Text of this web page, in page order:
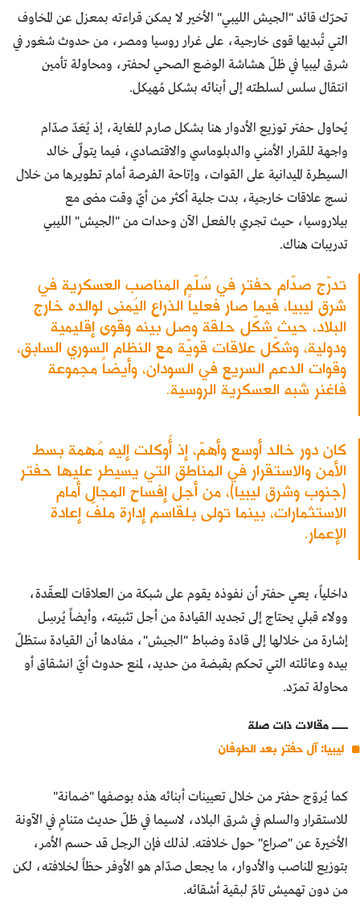
تحرّك قائد "الجيش الليبي" الأخير لا يمكن قراءته بمعزل عن المخاوف
التي تُبديها قوى خارجية، على غرار روسيا ومصر، من حدوث شغور في
شرق ليبيا في ظلّ هشاشة الوضع الصحي لحفتر، ومحاولة تأمين
انتقال سلس لسلطته إلى أبنائه بشكل مُهيكل.
يُحاول حفتر توزيع الأدوار هنا بشكل صارم للغاية، إذ يُعَدّ صدّام
واجهة للقرار الأمني والدبلوماسي والاقتصادي، فيما يتولّى خالد
السيطرة الميدانية على القوات، وإتاحة الفرصة أمام تطويرها من خلال
نسج علاقات خارجية، بدت جلية أكثر من أيّ وقت مضى مع
بيلاروسيا، حيث تجري بالفعل الآن وحدات من "الجيش" الليبي
تدريبات هناك.
تدرّج صدّام حفتر في سُلّم المناصب العسكرية في
شرق ليبيا، فيما صار فعلياً الذراع اليُمنى لوالده خارج
البلاد، حيث شكّل حلقة وصل بينه وقوى إقليمية
ودولية، وشكّل علاقات قويّة مع النظام السوري السابق،
وقوات الدعم السريع في السودان، وأيضاً مجموعة
فاغنر شبه العسكرية الروسية.
كان دور خالد أوسع وأهمّ، إذ أُوكلت إليه مُهمة بسط
الأمن والاستقرار في المناطق التي يسيطر عليها حفتر
(جنوب وشرق ليبيا)، من أجل إفساح المجال أمام
الاستثمارات، بينما تولى بلقاسم إدارة ملفّ إعادة
الإعمار.
داخلياً، يعي حفتر أن نفوذه يقوم على شبكة من العلاقات المعقّدة،
وولاء قبلي يحتاج إلى تجديد القيادة من أجل تثبيته، وأيضاً يُرسِل
إشارة من خلالها إلى قادة وضباط "الجيش"، مفادها أن القيادة ستظلّ
بيده وعائلته التي تحكم بقبضة من حديد، لمنع حدوث أيّ انشقاق أو
محاولة تمرّد.
مقالات ذات صلة
ليبيا: آل حفتر بعد الطوفان
كما يُروّج حفتر من خلال تعيينات أبنائه هذه بوصفها "ضمانة"
للاستقرار والسلم في شرق البلاد، لاسيما في ظلّ حديث متنامٍ في الآونة
الأخيرة عن "صراع" حول خلافته. لذلك فإن الرجل قد حسم الأمر،
بتوزيع المناصب والأدوار، ما يجعل صدّام هو الأوفر حظاً لخلافته، لكن
من دون تهميش تامّ لبقية أشقائه.